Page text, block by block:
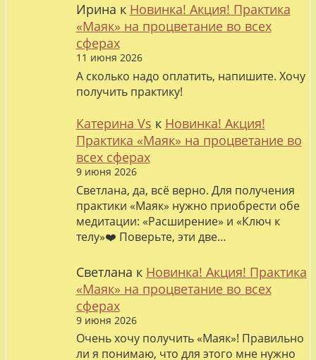
Ирина к Новинка! Акция! Практика
«Маяк» на процветание во всех
сферах
11 июня 2026
А сколько надо оплатить, напишите. Хочу
получить практику!
Катерина Vs к Новинка! Акция!
Практика «Маяк» на процветание во
всех сферах
9 июня 2026
Светлана, да, всё верно. Для получения
практики «Маяк» нужно приобрести обе
медитации: «Расширение» и «Ключ к
телу»❤️ Поверьте, эти две…
Светлана к Новинка! Акция! Практика
«Маяк» на процветание во всех
сферах
9 июня 2026
Очень хочу получить «Маяк»! Правильно
ли я понимаю, что для этого мне нужно